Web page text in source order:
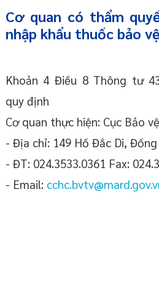
Cơ quan có thẩm
nhập khẩu thuốc bảo
Khoản 4 Điều 8 Thông tư
quy định
Cơ quan thực hiện: Cục Bảo
- Địa chỉ: 149 Hồ Đắc Di,
- ĐT: 024.3533.0361 Fax:
- Email: